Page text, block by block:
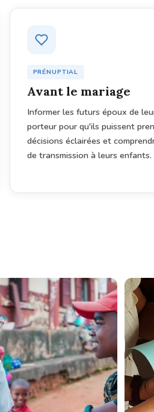
PRÉNUPTIAL
Avant le mariage
Informer les futurs époux de
porteur pour qu'ils puissent
décisions éclairées et
de transmission à leurs enfants.